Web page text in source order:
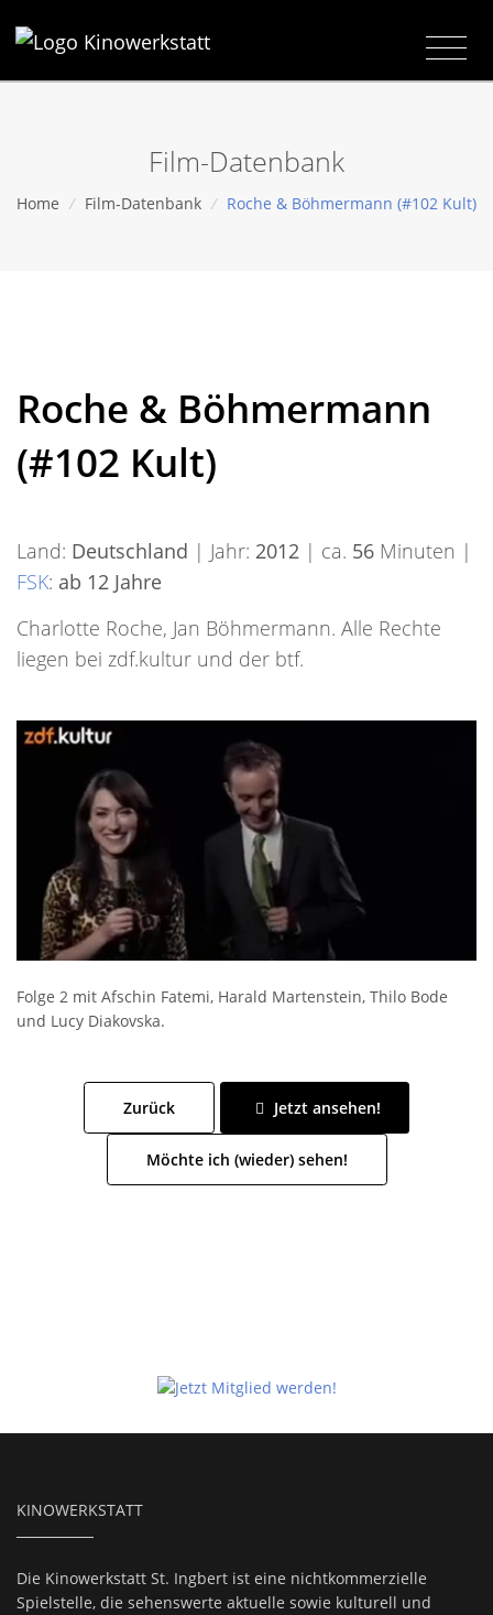
Film-Datenbank
Home / Film-Datenbank / Roche & Böhmermann (#102 Kult)
Roche & Böhmermann
(#102 Kult)
Land: Deutschland | Jahr: 2012 | ca. 56 Minuten |
FSK: ab 12 Jahre
Charlotte Roche, Jan Böhmermann. Alle Rechte
liegen bei zdf.kultur und der btf.
Folge 2 mit Afschin Fatemi, Harald Martenstein, Thilo Bode
und Lucy Diakovska.
Zurück Jetzt ansehen!
Möchte ich (wieder) sehen!
KINOWERKSTATT
Die Kinowerkstatt St. Ingbert ist eine nichtkommerzielle
Spielstelle, die sehenswerte aktuelle sowie kulturell und